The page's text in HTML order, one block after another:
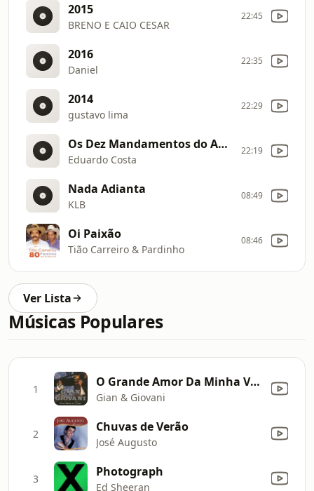
2015
BRENO E CAIO CESAR
22:45
2016
Daniel
22:35
2014
gustavo lima
22:29
Os Dez Mandamentos do Amor
Eduardo Costa
22:19
Nada Adianta
KLB
08:49
Oi Paixão
Tião Carreiro & Pardinho
08:46
Ver Lista
Músicas Populares
1 O Grande Amor Da Minha Vida (Convite de Casamento)
Gian & Giovani
2 Chuvas de Verão
José Augusto
3 Photograph
Ed Sheeran